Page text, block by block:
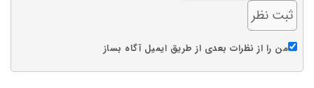
من را از نظرات بعدی از طریق ایمیل آگاه بساز